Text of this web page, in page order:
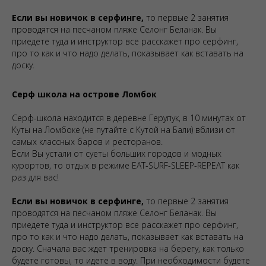
Если вы новичок в серфинге, то первые 2 занятия
проводятся на песчаном пляже Селонг Беланак. Вы
приедете туда и инструктор все расскажет про серфинг,
про то как и что надо делать, показывает как вставать на
доску.
Серф школа на острове Ломбок
Серф-школа находится в деревне Герупук, в 10 минутах от
Куты на Ломбоке (не путайте с Кутой на Бали) вблизи от
самых классных баров и ресторанов.
Если Вы устали от суеты больших городов и модных
курортов, то отдых в режиме EAT-SURF-SLEEP-REPEAT как
раз для вас!
Если вы новичок в серфинге, то первые 2 занятия
проводятся на песчаном пляже Селонг Беланак. Вы
приедете туда и инструктор все расскажет про серфинг,
про то как и что надо делать, показывает как вставать на
доску. Сначала вас ждет тренировка на берегу, как только
будете готовы, то идете в воду. При необходимости будете